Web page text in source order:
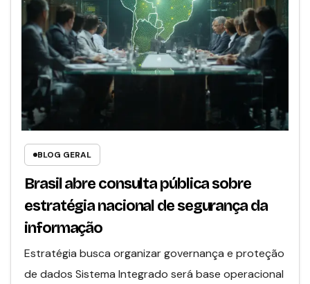
BLOG GERAL
Brasil abre consulta pública sobre
estratégia nacional de segurança da
informação
Estratégia busca organizar governança e proteção
de dados Sistema Integrado será base operacional